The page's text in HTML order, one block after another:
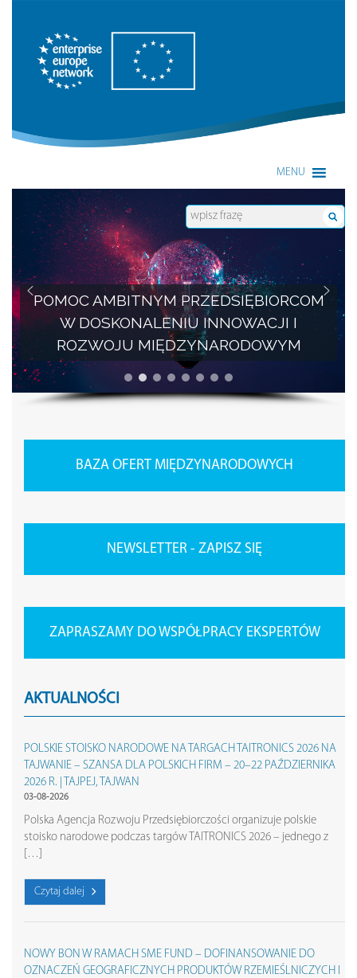
Enterprise Europe Network
MENU
POMOC AMBITNYM PRZEDSIĘBIORCOM
W DOSKONALENIU INNOWACJI I
ROZWOJU MIĘDZYNARODOWYM
BAZA OFERT MIĘDZYNARODOWYCH
NEWSLETTER - ZAPISZ SIĘ
ZAPRASZAMY DO WSPÓŁPRACY EKSPERTÓW
AKTUALNOŚCI
POLSKIE STOISKO NARODOWE NA TARGACH TAITRONICS 2026 NA
TAJWANIE – SZANSA DLA POLSKICH FIRM – 20–22 PAŹDZIERNIKA
2026 R. | TAJPEJ, TAJWAN
03-08-2026
Polska Agencja Rozwoju Przedsiębiorczości organizuje polskie
stoisko narodowe podczas targów TAITRONICS 2026 – jednego z
[…]
Czytaj dalej
NOWY BON W RAMACH SME FUND – DOFINANSOWANIE DO
OZNACZEŃ GEOGRAFICZNYCH PRODUKTÓW RZEMIEŚLNICZYCH I